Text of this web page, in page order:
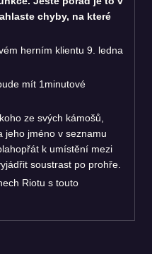
chyby, na které
herním klientu 9. ledna
mít 1minutové
ze svých kámošů,
jeho jméno v seznamu
k umístění mezi
soustrast po prohře.
Riotu s touto